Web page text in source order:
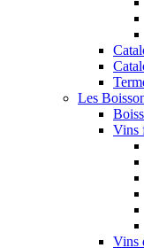
Les
Vins
Vins